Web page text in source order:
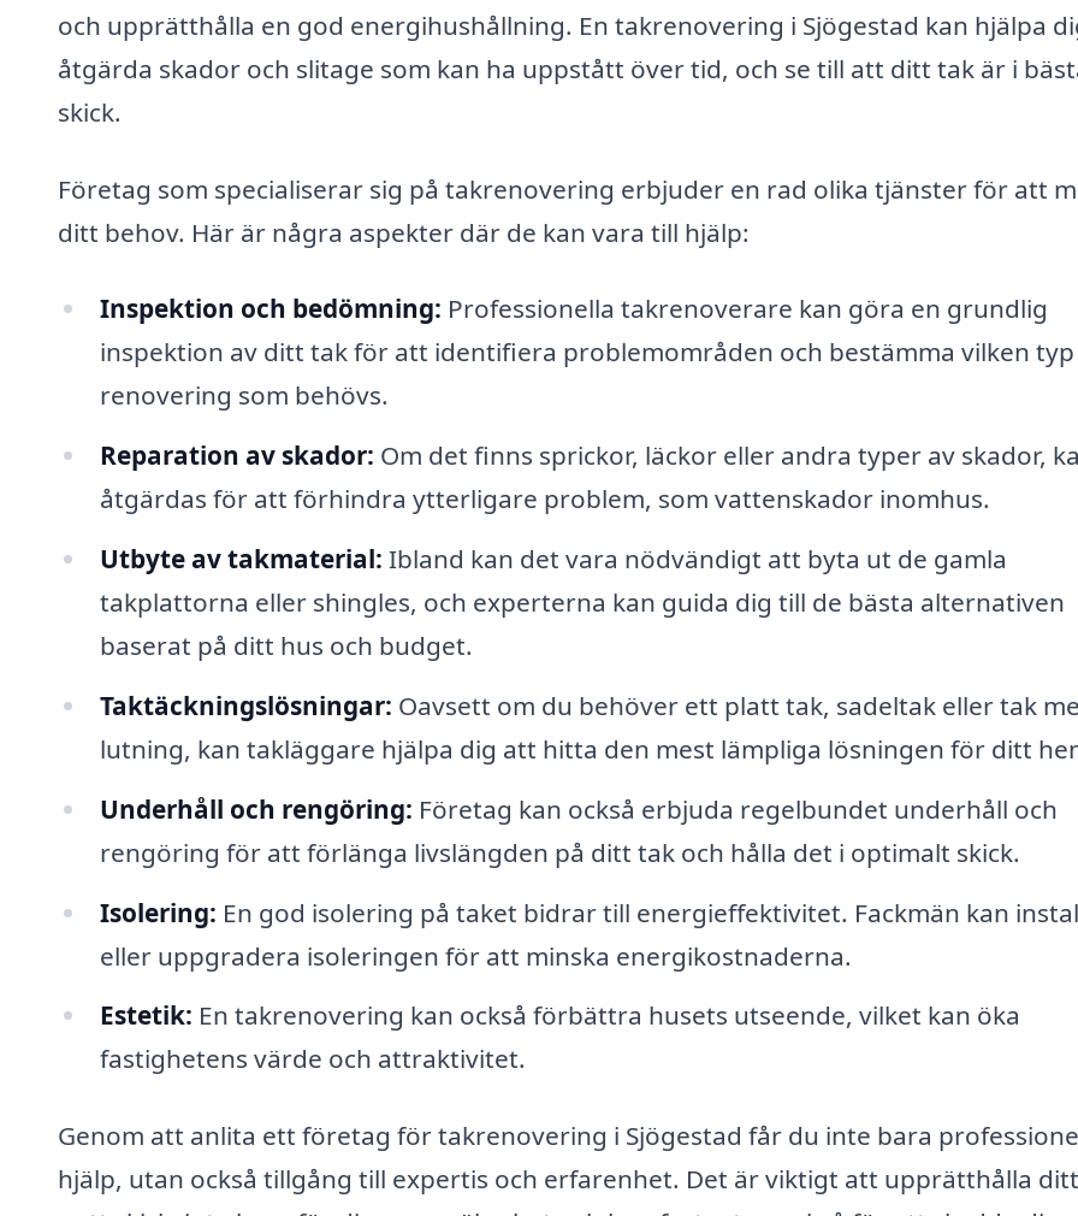
och upprätthålla en god energihushållning. En takrenovering i Sjögestad kan hjälpa
åtgärda skador och slitage som kan ha uppstått över tid, och se till att ditt tak är i
skick.
Företag som specialiserar sig på takrenovering erbjuder en rad olika tjänster för att
ditt behov. Här är några aspekter där de kan vara till hjälp:
Inspektion och bedömning: Professionella takrenoverare kan göra en grundlig
inspektion av ditt tak för att identifiera problemområden och bestämma vilken typ
renovering som behövs.
Reparation av skador: Om det finns sprickor, läckor eller andra typer av skador,
åtgärdas för att förhindra ytterligare problem, som vattenskador inomhus.
Utbyte av takmaterial: Ibland kan det vara nödvändigt att byta ut de gamla
takplattorna eller shingles, och experterna kan guida dig till de bästa alternativen
baserat på ditt hus och budget.
Taktäckningslösningar: Oavsett om du behöver ett platt tak, sadeltak eller tak
lutning, kan takläggare hjälpa dig att hitta den mest lämpliga lösningen för ditt
Underhåll och rengöring: Företag kan också erbjuda regelbundet underhåll och
rengöring för att förlänga livslängden på ditt tak och hålla det i optimalt skick.
Isolering: En god isolering på taket bidrar till energieffektivitet. Fackmän kan
eller uppgradera isoleringen för att minska energikostnaderna.
Estetik: En takrenovering kan också förbättra husets utseende, vilket kan öka
fastighetens värde och attraktivitet.
Genom att anlita ett företag för takrenovering i Sjögestad får du inte bara
hjälp, utan också tillgång till expertis och erfarenhet. Det är viktigt att upprätthålla